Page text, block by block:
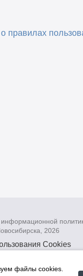
правилах
2026
Cookies
системах
файлы cookies.